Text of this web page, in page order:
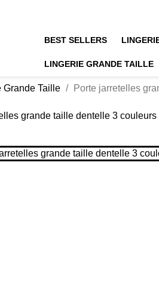
BEST SELLERS
LINGERIE GRANDE TAILLE
Grande Taille Porte jarretelles